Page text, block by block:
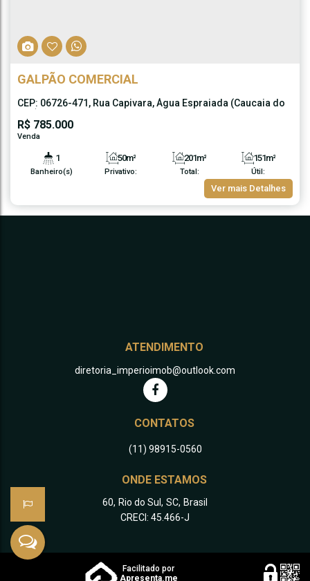
GALPÃO COMERCIAL
R$ 785.000
CEP: 06726-471 , Rua Capivara,Água Espraiada (Caucaia do
1
Banheiro(s) Privativo:
50m²
Total:
201m²
Útil:
151m²
Fundos: Frente:
10m
25m 25m
Ver mais Detalhes
ATENDIMENTO
diretoria_imperioimob@outlook.com
CONTATOS
(11) 98915-0560
ONDE ESTAMOS
60, Rio do Sul , SC, Brasil
CRECI: 45.466-J